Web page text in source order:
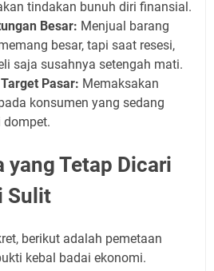
tindakan bunuh diri finansial.
Besar: Menjual barang
besar, tapi saat resesi,
saja susahnya setengah mati.
Pasar: Memaksakan
konsumen yang sedang
dompet.
yang Tetap Dicari
Sulit
berikut adalah pemetaan
kebal badai ekonomi.